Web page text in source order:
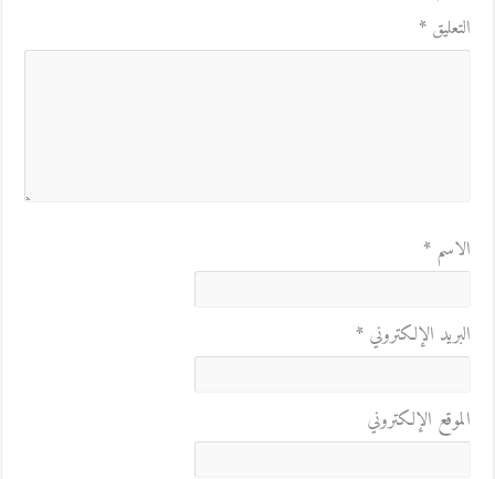
التعليق*
الاسم*
البريد الإلكتروني*
الموقع الإلكتروني